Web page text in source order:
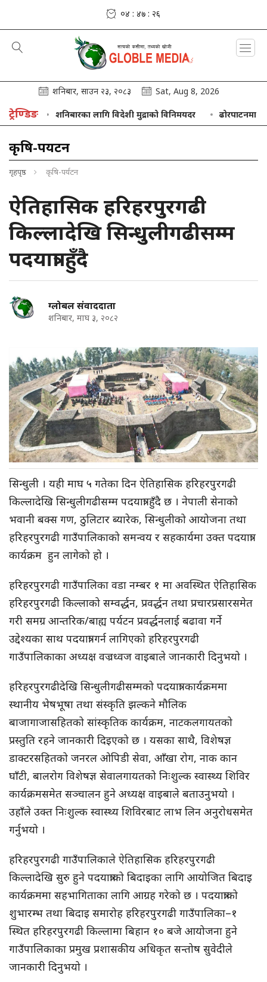
०४ : ४७ : २७
शनिबार, साउन २३, २०८३ Sat, Aug 8, 2026
ट्रेण्डिङशनिबारका लागि विदेशी मुद्राको विनिमयदर ढोरपाटनमा ३७
कृषि-पर्यटन
गृहपृष्ठ कृषि-पर्यटन
ऐतिहासिक हरिहरपुरगढी
किल्लादेखि सिन्धुलीगढीसम्म
पदयात्रा हुँदै
ग्लोबल संवाददाता
शनिबार, माघ ३, २०८२
सिन्धुली । यही माघ ५ गतेका दिन ऐतिहासिक हरिहरपुरगढी
किल्लादेखि सिन्धुलीगढीसम्म पदयात्रा हुँदै छ । नेपाली सेनाको
भवानी बक्स गण, ठुलिटार ब्यारेक, सिन्धुलीको आयोजना तथा
हरिहरपुरगढी गाउँपालिकाको समन्वय र सहकार्यमा उक्त पदयात्रा
कार्यक्रम हुन लागेको हो ।
हरिहरपुरगढी गाउँपालिका वडा नम्बर १ मा अवस्थित ऐतिहासिक
हरिहरपुरगढी किल्लाको सम्वर्द्धन, प्रवर्द्धन तथा प्रचारप्रसारसमेत
गरी समग्र आन्तरिक/बाह्य पर्यटन प्रवर्द्धनलाई बढावा गर्ने
उद्देश्यका साथ पदयात्रा गर्न लागिएको हरिहरपुरगढी
गाउँपालिकाका अध्यक्ष वज्रध्वज वाइबाले जानकारी दिनुभयो ।
हरिहरपुरगढीदेखि सिन्धुलीगढीसम्मको पदयात्रा कार्यक्रममा
स्थानीय भेषभूषा तथा संस्कृति झल्कने मौलिक
बाजागाजासहितको सांस्कृतिक कार्यक्रम, नाटकलगायतको
प्रस्तुति रहने जानकारी दिइएको छ । यसका साथै, विशेषज्ञ
डाक्टरसहितको जनरल ओपिडी सेवा, आँखा रोग, नाक कान
घाँटी, बालरोग विशेषज्ञ सेवालगायतको निःशुल्क स्वास्थ्य शिविर
कार्यक्रमसमेत सञ्चालन हुने अध्यक्ष वाइबाले बताउनुभयो ।
उहाँले उक्त निःशुल्क स्वास्थ्य शिविरबाट लाभ लिन अनुरोधसमेत
गर्नुभयो ।
हरिहरपुरगढी गाउँपालिकाले ऐतिहासिक हरिहरपुरगढी
किल्लादेखि सुरु हुने पदयात्राको बिदाइका लागि आयोजित बिदाइ
कार्यक्रममा सहभागिताका लागि आग्रह गरेको छ । पदयात्राको
शुभारम्भ तथा बिदाइ समारोह हरिहरपुरगढी गाउँपालिका–१
स्थित हरिहरपुरगढी किल्लामा बिहान १० बजे आयोजना हुने
गाउँपालिकाका प्रमुख प्रशासकीय अधिकृत सन्तोष सुवेदीले
जानकारी दिनुभयो ।